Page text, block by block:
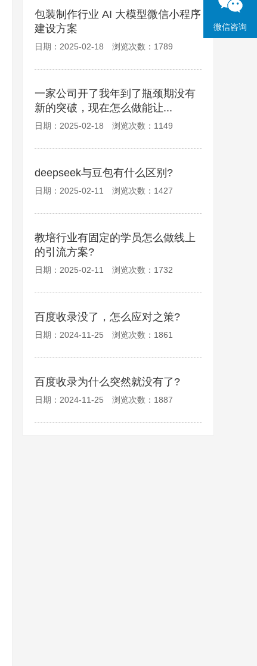
微信咨询
包装制作行业 AI 大模型微信小程序
建设方案
日期：2025-02-18 浏览次数：1789
一家公司开了我年到了瓶颈期没有
新的突破，现在怎么做能让...
日期：2025-02-18 浏览次数：1149
deepseek与豆包有什么区别?
日期：2025-02-11 浏览次数：1427
教培行业有固定的学员怎么做线上
的引流方案?
日期：2025-02-11 浏览次数：1732
百度收录没了，怎么应对之策?
日期：2024-11-25 浏览次数：1861
百度收录为什么突然就没有了?
日期：2024-11-25 浏览次数：1887